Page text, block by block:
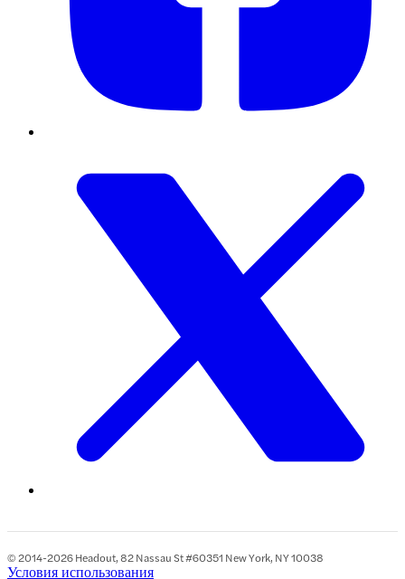
© 2014-2026 Headout, 82 Nassau St #60351 New York, NY 10038
Условия использования